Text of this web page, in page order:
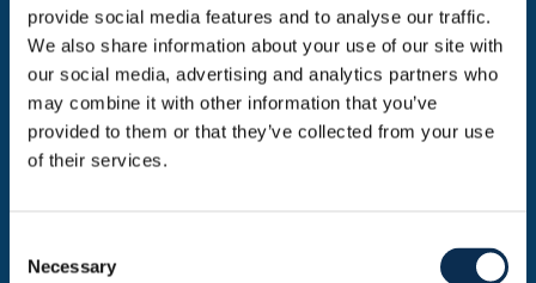
provide social media features and to analyse our traffic.
We also share information about your use of our site with
our social media, advertising and analytics partners who
may combine it with other information that you’ve
provided to them or that they’ve collected from your use
of their services.
Selection
Necessary